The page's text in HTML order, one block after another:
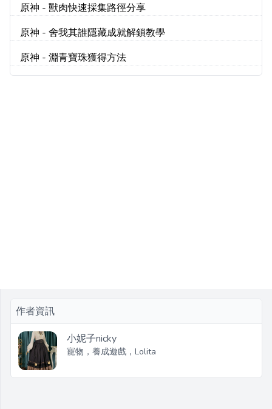
原神 - 獸肉快速採集路徑分享
原神 - 舍我其誰隱藏成就解鎖教學
原神 - 淵青寶珠獲得方法
作者資訊
小妮子nicky
寵物，養成遊戲，Lolita